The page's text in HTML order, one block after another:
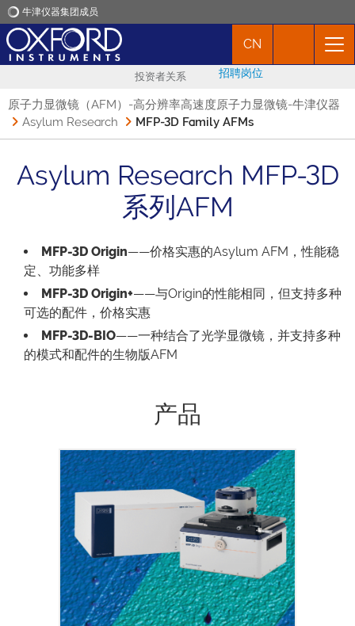
牛津仪器集团成员
产品
新闻
CN
投资者关系 招聘岗位
原子力显微镜（AFM）-高分辨率高速度原子力显微镜-牛津仪器
Asylum Research
MFP-3D Family AFMs
Asylum Research MFP-3D
系列AFM
MFP-3D Origin——价格实惠的Asylum AFM，性能稳
定、功能多样
MFP-3D Origin+——与Origin的性能相同，但支持多种
可选的配件，价格实惠
MFP-3D-BIO——一种结合了光学显微镜，并支持多种
的模式和配件的生物版AFM
产品
MFP-3D Origin™ 具有Asylum Research产
品的稳定性能和高品质。 Origin系列既有
稳定的性能，又有实惠的价格。它可以实现
高分辨率成像，并支持大尺寸样本、多种成
像模式，以及多种配件。因此，Origin系列
是一款理想的AFM入门产品！